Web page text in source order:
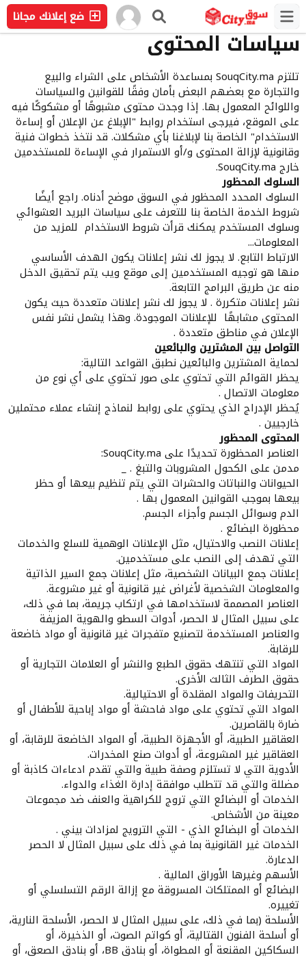
ضع إعلانك مجانا
سياسات المحتوى
تلتزم SouqCity.ma بمساعدة الأشخاص على الشراء والبيع
والتجارة مع بعضهم البعض بأمان وفقًا للقوانين والسياسات
واللوائح المعمول بها. إذا وجدت محتوى مشبوهًا أو مشكوكًا فيه
على الموقع، فيرجى استخدام روابط "الإبلاغ عن الإعلان أو إساءة
الاستخدام" الخاصة بنا لإبلاغنا بأي مشكلات. قد نتخذ خطوات فنية
وقانونية لإزالة المحتوى و/أو الاستمرار في الإساءة للمستخدمين
خارج SouqCity.ma.
السلوك المحظور
السلوك المحدد المحظور في السوق موضح أدناه. راجع أيضًا
شروط الخدمة الخاصة بنا للتعرف على سياسات البريد العشوائي
وسلوك المستخدم يمكنك قرأت شروط الاستخدام للمزيد من
المعلومات...
الارتباط التابع. لا يجوز لك نشر إعلانات يكون الهدف الأساسي
منها هو توجيه المستخدمين إلى موقع ويب يتم تحقيق الدخل
منه عن طريق البرامج التابعة.
نشر إعلانات متكررة . لا يجوز لك نشر إعلانات متعددة حيث يكون
المحتوى مشابهًا للإعلانات الموجودة. وهذا يشمل نشر نفس
الإعلان في مناطق متعددة .
التواصل بين المشترين والبائعين
لحماية المشترين والبائعين نطبق القواعد التالية:
يحظر القوائم التي تحتوي على صور تحتوي على أي نوع من
معلومات الاتصال .
يُحظر الإدراج الذي يحتوي على روابط لنماذج إنشاء عملاء محتملين
خارجيين .
المحتوى المحظور
العناصر المحظورة تحديدًا على SouqCity.ma:
مدمن على الكحول المشروبات والتبغ . _
الحيوانات والنباتات والحشرات التي يتم تنظيم بيعها أو حظر
بيعها بموجب القوانين المعمول بها .
الدم وسوائل الجسم وأجزاء الجسم.
محظورة البضائع .
إعلانات النصب والاحتيال، مثل الإعلانات الوهمية للسلع والخدمات
التي تهدف إلى النصب على مستخدمين.
إعلانات جمع البيانات الشخصية، مثل إعلانات جمع السير الذاتية
والمعلومات الشخصية لأغراض غير قانونية أو غير مشروعة.
العناصر المصممة لاستخدامها في ارتكاب جريمة، بما في ذلك،
على سبيل المثال لا الحصر، أدوات السطو والهوية المزيفة
والعناصر المستخدمة لتصنيع متفجرات غير قانونية أو مواد خاضعة
للرقابة.
المواد التي تنتهك حقوق الطبع والنشر أو العلامات التجارية أو
حقوق الطرف الثالث الأخرى.
التحريفات والمواد المقلدة أو الاحتيالية.
المواد التي تحتوي على مواد فاحشة أو مواد إباحية للأطفال أو
ضارة بالقاصرين.
العقاقير الطبية، أو الأجهزة الطبية، أو المواد الخاضعة للرقابة، أو
العقاقير غير المشروعة، أو أدوات صنع المخدرات.
الأدوية التي لا تستلزم وصفة طبية والتي تقدم ادعاءات كاذبة أو
مضللة والتي قد تتطلب موافقة إدارة الغذاء والدواء.
الخدمات أو البضائع التي تروج للكراهية والعنف ضد مجموعات
معينة من الأشخاص.
الخدمات أو البضائع الذي - التي الترويج لمزادات بيني .
الخدمات غير القانونية بما في ذلك على سبيل المثال لا الحصر
الدعارة.
الأسهم وغيرها الأوراق المالية .
البضائع أو الممتلكات المسروقة مع إزالة الرقم التسلسلي أو
تغييره.
الأسلحة (بما في ذلك، على سبيل المثال لا الحصر، الأسلحة النارية،
أو أسلحة الفنون القتالية، أو كواتم الصوت، أو الذخيرة، أو
السكاكين المقنعة أو المطواة، أو بنادق BB، أو بنادق الصعق، أو